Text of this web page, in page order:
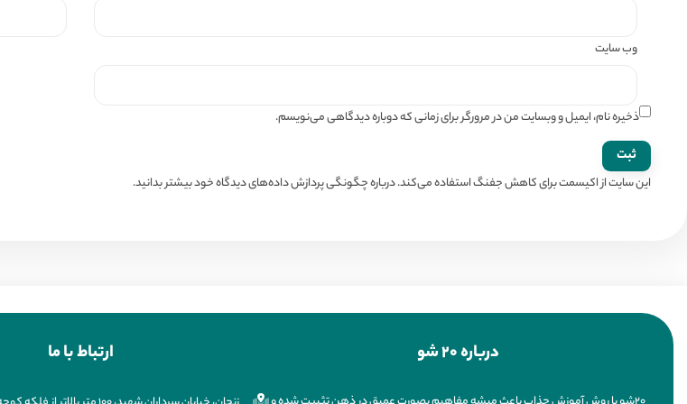
وب‌ سایت
ذخیره نام، ایمیل و وبسایت من در مرورگر برای زمانی که دوباره دیدگاهی می‌نویسم.
این سایت از اکیسمت برای کاهش جفنگ استفاده می‌کند.درباره چگونگی پردازش داده‌های دیدگاه خود بیشتر بدانید.
درباره 20 شو ارتباط با ما